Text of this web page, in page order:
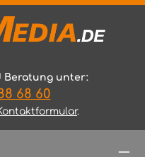
Beratung unter:
68 60
.